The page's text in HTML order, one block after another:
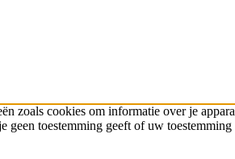
zoals cookies om informatie over je
toestemming geeft of uw